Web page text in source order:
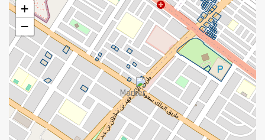
+
−